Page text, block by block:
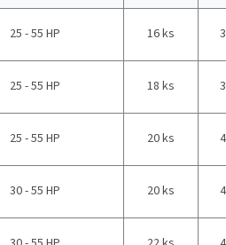
25 - 55 HP 16 ks
25 - 55 HP 18 ks
25 - 55 HP 20 ks
30 - 55 HP 20 ks